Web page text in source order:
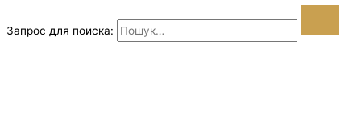
Запрос для поиска: